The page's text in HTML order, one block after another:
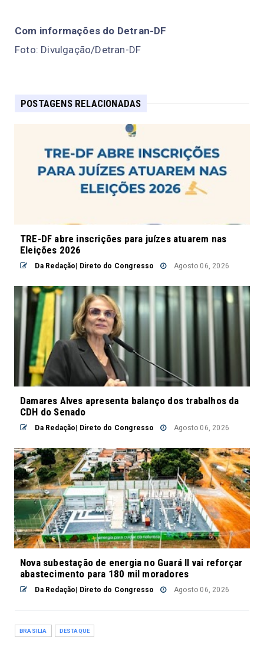
Com informações do Detran-DF
Foto: Divulgação/Detran-DF
POSTAGENS RELACIONADAS
TRE-DF abre inscrições para juízes atuarem nas
Eleições 2026
Da Redação| Direto do Congresso Agosto 06, 2026
Damares Alves apresenta balanço dos trabalhos da
CDH do Senado
Da Redação| Direto do Congresso Agosto 06, 2026
Nova subestação de energia no Guará II vai reforçar
abastecimento para 180 mil moradores
Da Redação| Direto do Congresso Agosto 06, 2026
BRASILIA DESTAQUE